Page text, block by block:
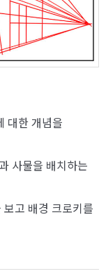
대한 개념을
사물을 배치하는
고 배경 크로키를